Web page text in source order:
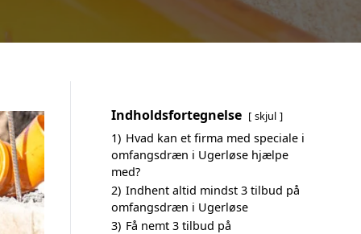
Indholdsfortegnelse skjul
1) Hvad kan et firma med speciale i
omfangsdræn i Ugerløse hjælpe
med?
2) Indhent altid mindst 3 tilbud på
omfangsdræn i Ugerløse
3) Få nemt 3 tilbud på